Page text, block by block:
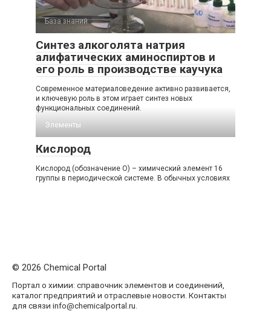
База знаний
Синтез алкоголята натрия
алифатических аминоспиртов и
его роль в производстве каучука
Современное материаловедение активно развивается,
и ключевую роль в этом играет синтез новых
функциональных соединений.
Элементы
Кислород
Кислород (обозначение O) – химический элемент 16
группы в периодической системе. В обычных условиях
© 2026 Chemical Portal
Портал о химии: справочник элементов и соединений,
каталог предприятий и отраслевые новости. Контакты
для связи info@chemicalportal.ru.